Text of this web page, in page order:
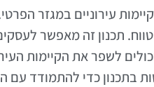
עירוניים במגזר
טווח. תכנון זה מאפשר
לשפר את הקיימות
בתכנון כדי להתמודד עם